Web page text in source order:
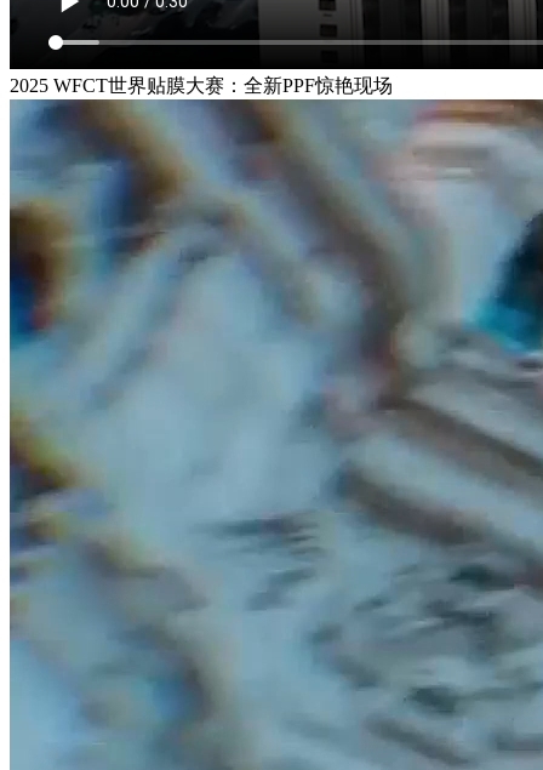
2025 WFCT世界贴膜大赛：全新PPF惊艳现场